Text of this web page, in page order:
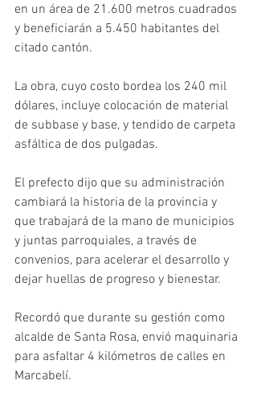
en un área de 21.600 metros cuadrados
y beneficiarán a 5.450 habitantes del
citado cantón.
La obra, cuyo costo bordea los 240 mil
dólares, incluye colocación de material
de subbase y base, y tendido de carpeta
asfáltica de dos pulgadas.
El prefecto dijo que su administración
cambiará la historia de la provincia y
que trabajará de la mano de municipios
y juntas parroquiales, a través de
convenios, para acelerar el desarrollo y
dejar huellas de progreso y bienestar.
Recordó que durante su gestión como
alcalde de Santa Rosa, envió maquinaria
para asfaltar 4 kilómetros de calles en
Marcabelí.